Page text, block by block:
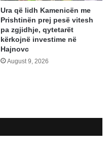
Ura që lidh Kamenicën me
Prishtinën prej pesë vitesh
pa zgjidhje, qytetarët
kërkojnë investime në
Hajnovc
August 9, 2026